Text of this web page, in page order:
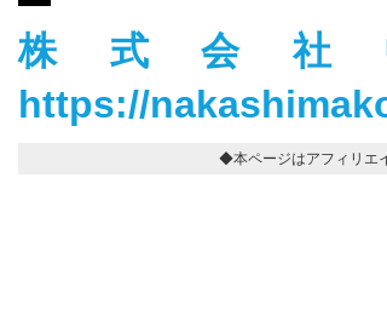
株式会
https://
◆本ページはアフィリエ